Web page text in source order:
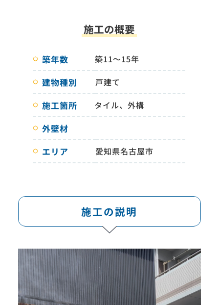
施工の概要
築年数 築11～15年
建物種別 戸建て
施工箇所 タイル、外構
外壁材
エリア
愛知県名古屋市
施工の説明